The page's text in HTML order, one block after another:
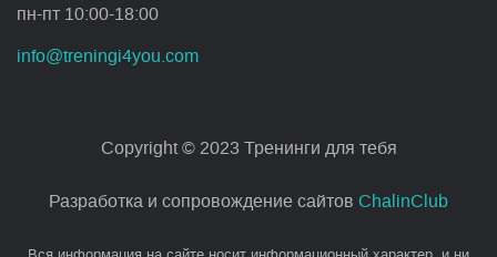
пн-пт 10:00-18:00
info@treningi4you.com
Copyright © 2023 Тренинги для тебя
Разработка и сопровождение сайтов ChalinClub